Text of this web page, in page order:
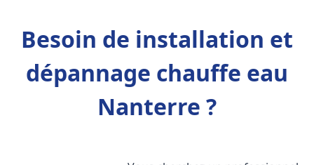
Besoin de installation et
dépannage chauffe eau
Nanterre ?